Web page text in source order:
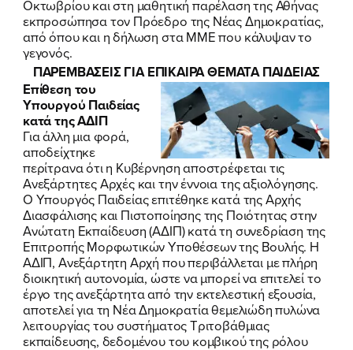
Οκτωβρίου και στη μαθητική παρέλαση της Αθήνας
εκπροσώπησα τον Πρόεδρο της Νέας Δημοκρατίας,
από όπου και ηδήλωση στα ΜΜΕ που κάλυψαν το
γεγονός.
ΠΑΡΕΜΒΑΣΕΙΣ ΓΙΑ ΕΠΙΚΑΙΡΑ ΘΕΜΑΤΑ ΠΑΙΔΕΙΑΣ
Επίθεση του
Υπουργού Παιδείας
κατά της ΑΔΙΠ
Για άλλη μια φορά,
αποδείχτηκε
περίτρανα ότι η Κυβέρνηση αποστρέφεται τις
Ανεξάρτητες Αρχές και την έννοια της αξιολόγησης.
Ο Υπουργός Παιδείας επιτέθηκε κατά της Αρχής
Διασφάλισης και Πιστοποίησης της Ποιότητας στην
Ανώτατη Εκπαίδευση (ΑΔΙΠ) κατά τη συνεδρίαση της
Επιτροπής Μορφωτικών Υποθέσεων της Βουλής. Η
ΑΔΙΠ, Ανεξάρτητη Αρχή που περιβάλλεται με πλήρη
διοικητική αυτονομία, ώστε να μπορεί να επιτελεί το
έργο της ανεξάρτητα από την εκτελεστική εξουσία,
αποτελεί για τη Νέα Δημοκρατία θεμελιώδη πυλώνα
λειτουργίας του συστήματος Τριτοβάθμιας
εκπαίδευσης, δεδομένου του κομβικού της ρόλου